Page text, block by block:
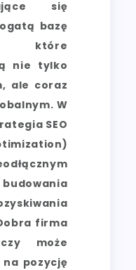
się
bazę
które
nie tylko
ale coraz
W
SEO
firma
może
na pozycję